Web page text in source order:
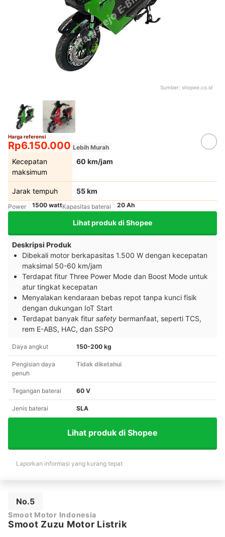
Sumber: shopee.co.id
Harga referensi
Rp6.150.000 Lebih Murah
Kecepatan
maksimum
60 km/jam
Jarak tempuh 55 km
Power 1500 wattKapasitas baterai 20 Ah
Lihat produk di Shopee
Deskripsi Produk
Dibekali motor berkapasitas 1.500 W dengan kecepatan
maksimal 50-60 km/jam
Terdapat fitur Three Power Mode dan Boost Mode untuk
atur tingkat kecepatan
Menyalakan kendaraan bebas repot tanpa kunci fisik
dengan dukungan IoT Start
Terdapat banyak fitur safety bermanfaat, seperti TCS,
rem E-ABS, HAC, dan SSPO
Daya angkut 150-200 kg
Pengisian daya
penuh
Tidak diketahui
Tegangan baterai 60 V
Jenis baterai SLA
Lihat produk di Shopee
Laporkan informasi yang kurang tepat
No.5
Smoot Motor Indonesia
Smoot Zuzu Motor Listrik